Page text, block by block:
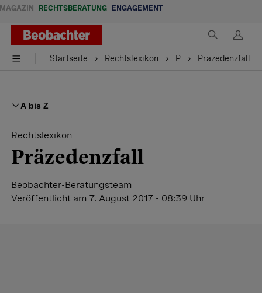
MAGAZIN RECHTSBERATUNG ENGAGEMENT
Startseite Rechtslexikon P Präzedenzfall
A bis Z
Rechtslexikon
Präzedenzfall
Beobachter-Beratungsteam
Veröffentlicht am 7. August 2017 - 08:39 Uhr